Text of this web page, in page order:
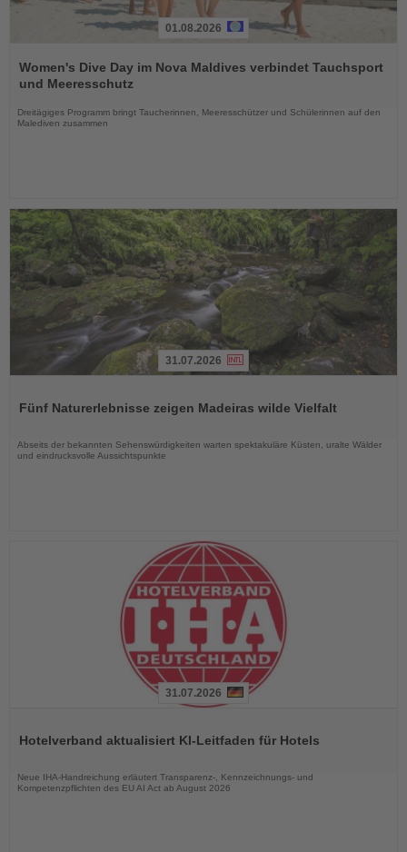
Sie
die
01.08.2026
Women's Dive Day im Nova Maldives verbindet Tauchsport
und Meeresschutz
Dreitägiges Programm bringt Taucherinnen, Meeresschützer und Schülerinnen auf den
Malediven zusammen
die
31.07.2026
Fünf Naturerlebnisse zeigen Madeiras wilde Vielfalt
Abseits der bekannten Sehenswürdigkeiten warten spektakuläre Küsten, uralte Wälder
und eindrucksvolle Aussichtspunkte
die
31.07.2026
Hotelverband aktualisiert KI-Leitfaden für Hotels
Neue IHA-Handreichung erläutert Transparenz-, Kennzeichnungs- und
Kompetenzpflichten des EU AI Act ab August 2026